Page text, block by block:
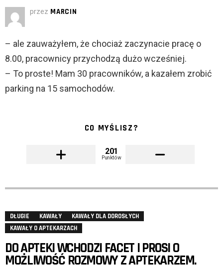
przez MARCIN
– ale zauważyłem, że chociaż zaczynacie pracę o
8.00, pracownicy przychodzą dużo wcześniej.
– To proste! Mam 30 pracowników, a kazałem zrobić
parking na 15 samochodów.
CO MYŚLISZ?
201
Punktów
DŁUGIE KAWAŁY
KAWAŁY DLA DOROSŁYCH
KAWAŁY O APTEKARZACH
DO APTEKI WCHODZI FACET I PROSI O
MOŻLIWOŚĆ ROZMOWY Z APTEKARZEM.